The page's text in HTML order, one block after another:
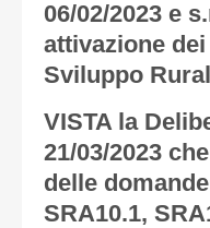
06/02/2023 e
attivazione
Sviluppo
VISTA la
21/03/2023
delle
SRA10.1,